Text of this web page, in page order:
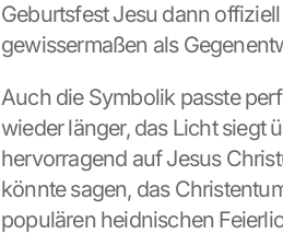
Geburtsfest Jesu dann
gewissermaßen als
Auch die Symbolik passte
wieder länger, das Licht siegt
hervorragend auf Jesus
könnte sagen, das
populären heidnischen